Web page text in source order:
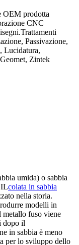
OEM prodotta
CNC
Trattamenti
Passivazione,
Lucidatura,
Zintek
umida) o sabbia
ILcolata in sabbia
nella storia.
modelli in
metallo fuso viene
dopo il
in sabbia è meno
per lo sviluppo dello